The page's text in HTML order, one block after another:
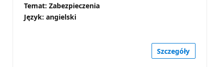
Temat: Zabezpieczenia
Język: angielski
Szczegóły